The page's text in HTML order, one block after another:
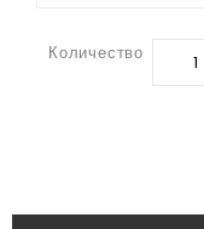
Количество